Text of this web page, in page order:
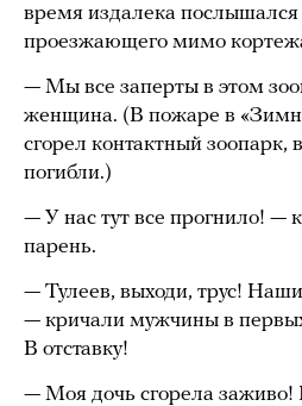
время издалека послышался
проезжающего мимо
— Мы все заперты в этом
женщина. (В пожаре в
сгорел контактный зоопарк,
погибли.)
— У нас тут все прогнило! —
парень.
— Тулеев, выходи, трус!
— кричали мужчины в
В отставку!
— Моя дочь сгорела заживо!